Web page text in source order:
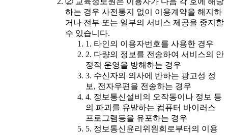
하는 경우 사전통지 없이 이용계약을 해지하
거나 전부 또는 일부의 서비스 제공을 중지할
수 있습니다.
1. 타인의 이용자번호를 사용한 경우
2. 다량의 정보를 전송하여 서비스의 안
정적 운영을 방해하는 경우
3. 수신자의 의사에 반하는 광고성 정
보, 전자우편을 전송하는 경우
4. 정보통신설비의 오작동이나 정보 등
의 파괴를 유발하는 컴퓨터 바이러스
프로그램등을 유포하는 경우
5. 정보통신윤리위원회로부터의 이용